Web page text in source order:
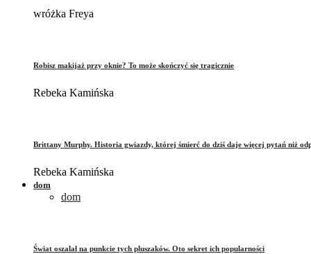
wróżka Freya
Robisz makijaż przy oknie? To może skończyć się tragicznie
Rebeka Kamińska
Brittany Murphy. Historia gwiazdy, której śmierć do dziś daje więcej pytań niż
Rebeka Kamińska
dom
dom
Świat oszalał na punkcie tych pluszaków. Oto sekret ich popularności